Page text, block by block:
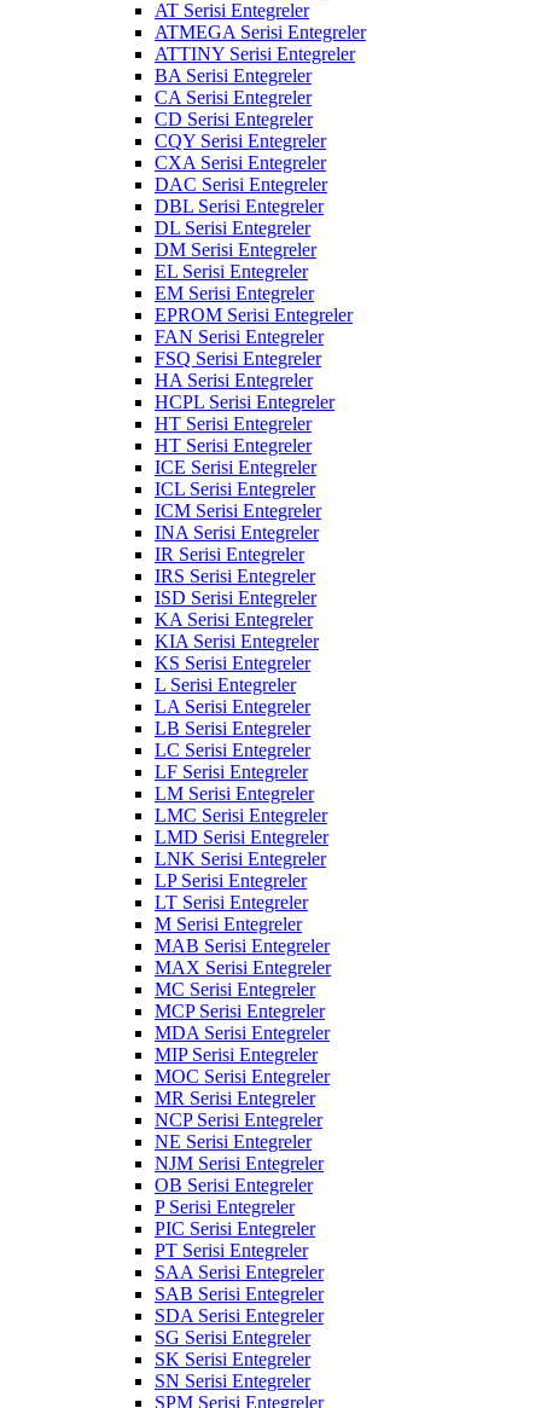
AT Serisi Entegreler
ATMEGA Serisi Entegreler
ATTINY Serisi Entegreler
BA Serisi Entegreler
CA Serisi Entegreler
CD Serisi Entegreler
CQY Serisi Entegreler
CXA Serisi Entegreler
DAC Serisi Entegreler
DBL Serisi Entegreler
DL Serisi Entegreler
DM Serisi Entegreler
EL Serisi Entegreler
EM Serisi Entegreler
EPROM Serisi Entegreler
FAN Serisi Entegreler
FSQ Serisi Entegreler
HA Serisi Entegreler
HCPL Serisi Entegreler
HT Serisi Entegreler
HT Serisi Entegreler
ICE Serisi Entegreler
ICL Serisi Entegreler
ICM Serisi Entegreler
INA Serisi Entegreler
IR Serisi Entegreler
IRS Serisi Entegreler
ISD Serisi Entegreler
KA Serisi Entegreler
KIA Serisi Entegreler
KS Serisi Entegreler
L Serisi Entegreler
LA Serisi Entegreler
LB Serisi Entegreler
LC Serisi Entegreler
LF Serisi Entegreler
LM Serisi Entegreler
LMC Serisi Entegreler
LMD Serisi Entegreler
LNK Serisi Entegreler
LP Serisi Entegreler
LT Serisi Entegreler
M Serisi Entegreler
MAB Serisi Entegreler
MAX Serisi Entegreler
MC Serisi Entegreler
MCP Serisi Entegreler
MDA Serisi Entegreler
MIP Serisi Entegreler
MOC Serisi Entegreler
MR Serisi Entegreler
NCP Serisi Entegreler
NE Serisi Entegreler
NJM Serisi Entegreler
OB Serisi Entegreler
P Serisi Entegreler
PIC Serisi Entegreler
PT Serisi Entegreler
SAA Serisi Entegreler
SAB Serisi Entegreler
SDA Serisi Entegreler
SG Serisi Entegreler
SK Serisi Entegreler
SN Serisi Entegreler
SPM Serisi Entegreler